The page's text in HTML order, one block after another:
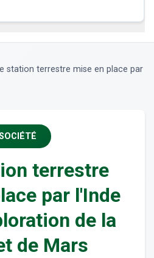
station terrestre mise en place par
terrestre
par l'Inde
de la
de Mars